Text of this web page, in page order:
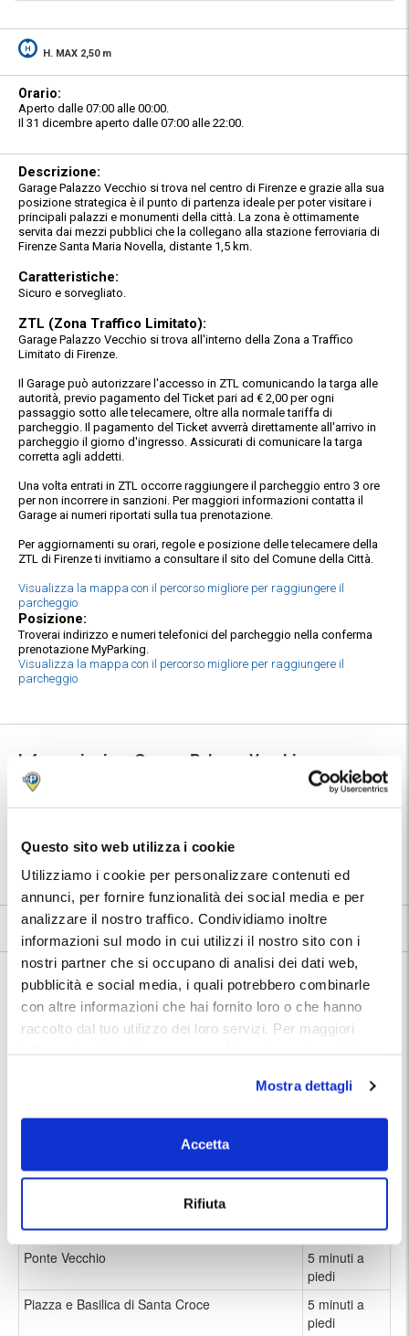
Questo sito web utilizza i cookie
Utilizziamo i cookie per personalizzare contenuti ed
annunci, per fornire funzionalità dei social media e per
analizzare il nostro traffico. Condividiamo inoltre
informazioni sul modo in cui utilizzi il nostro sito con i
nostri partner che si occupano di analisi dei dati web,
pubblicità e social media, i quali potrebbero combinarle
con altre informazioni che hai fornito loro o che hanno
raccolto dal tuo utilizzo dei loro servizi. Per maggiori
Mostra dettagli
Accetta
Rifiuta
H. MAX 2,50 m
Orario:
Aperto dalle 07:00 alle 00:00.
Il 31 dicembre aperto dalle 07:00 alle 22:00.
Descrizione:
Garage Palazzo Vecchio si trova nel centro di Firenze e grazie alla sua
posizione strategica è il punto di partenza ideale per poter visitare i
principali palazzi e monumenti della città. La zona è ottimamente
servita dai mezzi pubblici che la collegano alla stazione ferroviaria di
Firenze Santa Maria Novella, distante 1,5 km.
Caratteristiche:
Sicuro e sorvegliato.
ZTL (Zona Traffico Limitato):
Garage Palazzo Vecchio si trova all'interno della Zona a Traffico
Limitato di Firenze.
Il Garage può autorizzare l'accesso in ZTL comunicando la targa alle
autorità, previo pagamento del Ticket pari ad € 2,00 per ogni
passaggio sotto alle telecamere, oltre alla normale tariffa di
parcheggio. Il pagamento del Ticket avverrà direttamente all'arrivo in
parcheggio il giorno d'ingresso. Assicurati di comunicare la targa
corretta agli addetti.
Una volta entrati in ZTL occorre raggiungere il parcheggio entro 3 ore
per non incorrere in sanzioni. Per maggiori informazioni contatta il
Garage ai numeri riportati sulla tua prenotazione.
Per aggiornamenti su orari, regole e posizione delle telecamere della
ZTL di Firenze ti invitiamo a consultare il sito del Comune della Città.
Visualizza la mappa con il percorso migliore per raggiungere il
parcheggio
Posizione:
Troverai indirizzo e numeri telefonici del parcheggio nella conferma
prenotazione MyParking.
Visualizza la mappa con il percorso migliore per raggiungere il
parcheggio
Informazioni su Garage Palazzo Vecchio
custodito, cctv, ztl no problem,
⭐ Votato dai clienti:
.3
📍 Destinazioni servite:
8.3 115 recensioniVedi tutte
Nelle vicinanze:
Garage Palazzo Vecchio si trova a pochi passi dall'omonimo edificio
trecentesco e dai principali punti di interesse storico, culturale e
piedi
Galleria degli Uffizi
2 minuti a
piedi
Museo Nazionale del Bargello
piedi
Ponte Vecchio
5 minuti a
piedi
Piazza e Basilica di Santa Croce
5 minuti a
piedi